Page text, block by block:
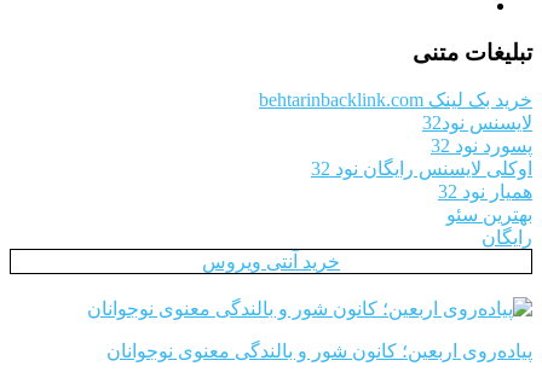
تبلیغات متنی
خرید بک لینک behtarinbacklink.com
لایسنس نود32
پسورد نود 32
اوکلی لایسنس رایگان نود 32
همیار نود 32
بهترین سئو
رایگان
خرید آنتی ویروس
پیاده‌روی اربعین؛ کانون شور و بالندگی معنوی نوجوانان